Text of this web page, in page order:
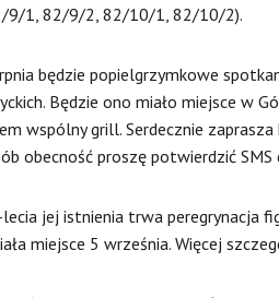
1, 82/9/2, 82/10/1, 82/10/2).
będzie popielgrzymkowe
Będzie ono miało miejsce w
wspólny grill. Serdecznie zaprasza
obecność proszę potwierdzić
jej istnienia trwa peregrynacja
miejsce 5 września. Więcej